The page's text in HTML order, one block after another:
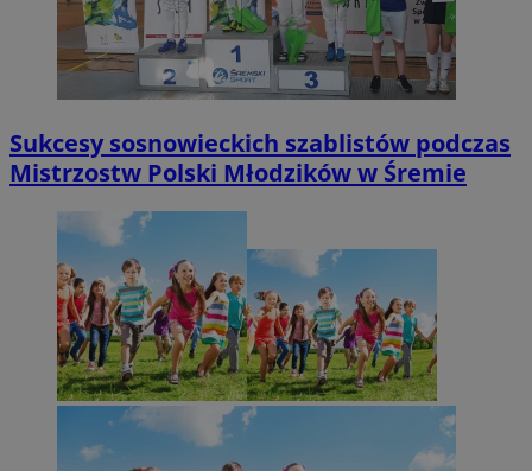
Sukcesy sosnowieckich szablistów podczas
Mistrzostw Polski Młodzików w Śremie